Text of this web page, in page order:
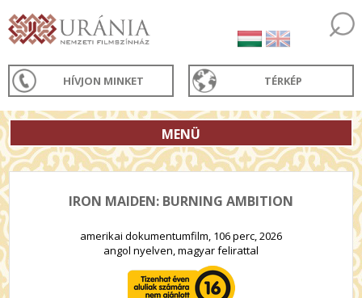
HÍVJON MINKET TÉRKÉP
MENÜ
IRON MAIDEN: BURNING AMBITION
amerikai dokumentumfilm, 106 perc, 2026
angol nyelven, magyar felirattal